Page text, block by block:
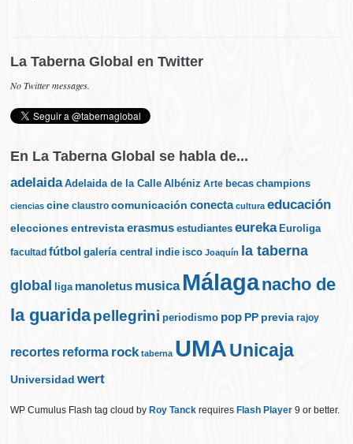
La Taberna Global en Twitter
No Twitter messages.
En La Taberna Global se habla de...
adelaida Adelaida de la Calle Albéniz Arte becas champions
ciencias cine claustro comunicación conecta cultura educación
elecciones entrevista erasmus estudiantes eureka Euroliga
facultad fútbol galería central indie isco Joaquín la taberna
global liga manoletus musica Málaganacho de
la guaridapellegrini periodismo pop PP previa rajoy
recortes reforma rock taberna UMA Unicaja
Universidad wert
WP Cumulus Flash tag cloud by Roy Tanck requires Flash Player 9 or better.